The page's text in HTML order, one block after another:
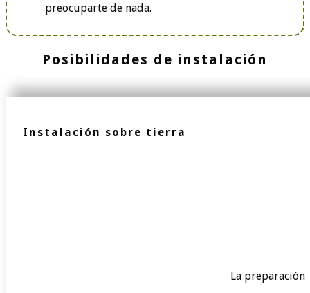
preocuparte de nada.
Posibilidades de instalación
Instalación sobre tierra
La preparación